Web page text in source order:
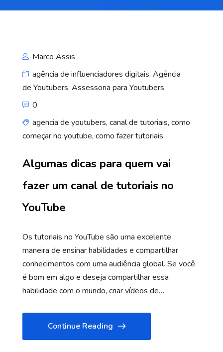
Marco Assis
agência de influenciadores digitais, Agência
de Youtubers, Assessoria para Youtubers
0
agencia de youtubers, canal de tutoriais, como
começar no youtube, como fazer tutoriais
Algumas dicas para quem vai
fazer um canal de tutoriais no
YouTube
Os tutoriais no YouTube são uma excelente
maneira de ensinar habilidades e compartilhar
conhecimentos com uma audiência global. Se você
é bom em algo e deseja compartilhar essa
habilidade com o mundo, criar vídeos de…
Continue Reading